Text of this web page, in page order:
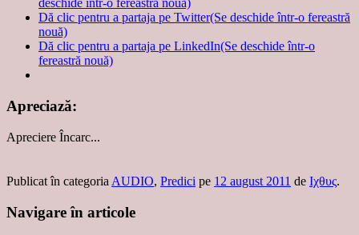
deschide într-o fereastră nouă)
Dă clic pentru a partaja pe Twitter(Se deschide într-o fereastră
nouă)
Dă clic pentru a partaja pe LinkedIn(Se deschide într-o
fereastră nouă)
Apreciază:
Apreciere Încarc...
Publicat în categoria AUDIO, Predici pe 12 august 2011 de Ιχθυς.
Navigare în articole